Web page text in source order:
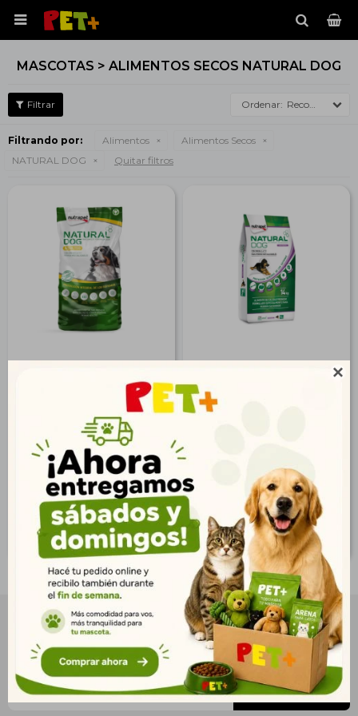


MASCOTAS > ALIMENTOS SECOS NATURAL DOG
Recomendados
Filtrando por: Alimentos
Alimentos Secos
NATURAL DOG
Quitar filtros
Nutrición Completa para
2.345
$ 1.694
$ 1.899
$ 1.394
$ 1.563
NEWSLETTER
¡Suscribite y recibí todas nuestras novedades!
SUSCRIBIRME